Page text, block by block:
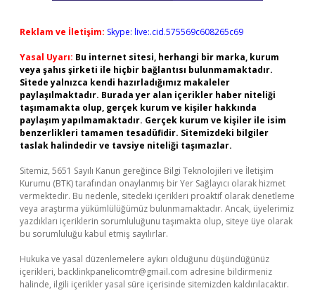
Reklam ve İletişim: Skype: live:.cid.575569c608265c69
Yasal Uyarı: Bu internet sitesi, herhangi bir marka, kurum
veya şahıs şirketi ile hiçbir bağlantısı bulunmamaktadır.
Sitede yalnızca kendi hazırladığımız makaleler
paylaşılmaktadır. Burada yer alan içerikler haber niteliği
taşımamakta olup, gerçek kurum ve kişiler hakkında
paylaşım yapılmamaktadır. Gerçek kurum ve kişiler ile isim
benzerlikleri tamamen tesadüfidir. Sitemizdeki bilgiler
taslak halindedir ve tavsiye niteliği taşımazlar.
Sitemiz, 5651 Sayılı Kanun gereğince Bilgi Teknolojileri ve İletişim
Kurumu (BTK) tarafından onaylanmış bir Yer Sağlayıcı olarak hizmet
vermektedir. Bu nedenle, sitedeki içerikleri proaktif olarak denetleme
veya araştırma yükümlülüğümüz bulunmamaktadır. Ancak, üyelerimiz
yazdıkları içeriklerin sorumluluğunu taşımakta olup, siteye üye olarak
bu sorumluluğu kabul etmiş sayılırlar.
Hukuka ve yasal düzenlemelere aykırı olduğunu düşündüğünüz
içerikleri, backlinkpanelicomtr@gmail.com adresine bildirmeniz
halinde, ilgili içerikler yasal süre içerisinde sitemizden kaldırılacaktır.